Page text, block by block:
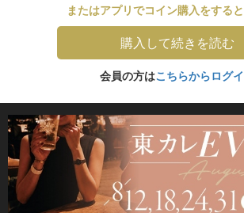
またはアプリでコイン購入をする
購入して続きを読む
会員の方はこちらからログ